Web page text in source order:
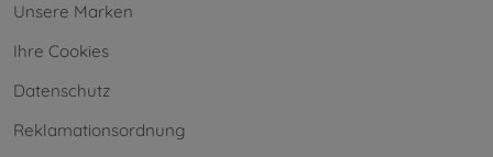
Unsere Marken
Ihre Cookies
Datenschutz
Reklamationsordnung